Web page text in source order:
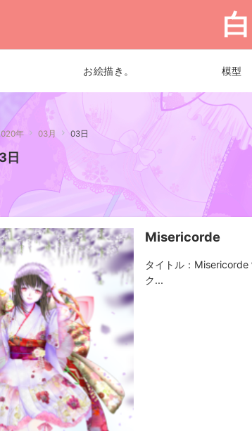
お絵描き。 模型
年 03月 03日
日
Misericorde
タイトル：
ク...